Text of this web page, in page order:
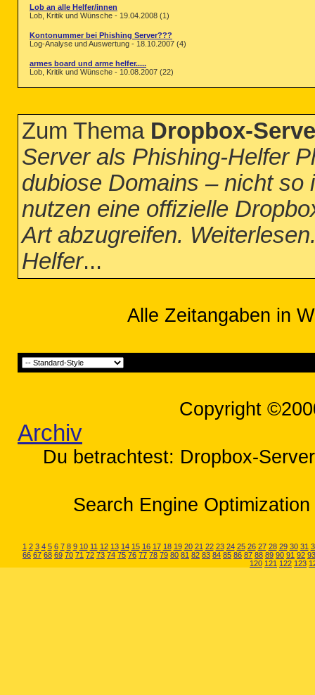
Lob an alle Helfer/innen
Lob, Kritik und Wünsche - 19.04.2008 (1)
Kontonummer bei Phishing Server???
Log-Analyse und Auswertung - 18.10.2007 (4)
armes board und arme helfer.....
Lob, Kritik und Wünsche - 10.08.2007 (22)
Zum Thema Dropbox-
Server als Phishing-Helfer
dubiose Domains – nicht so
nutzen eine offizielle
Art abzugreifen.
Helfer...
Alle Zeitangaben in
Copyright
Archiv
Du betrachtest: Dropbox-
Search Engine
1 2 3 4 5 6 7 8 9 10 11 12 13 14 15 16 17 18 19 20 21 22 23 24 25 26 27 28 29 30 31
66 67 68 69 70 71 72 73 74 75 76 77 78 79 80 81 82 83 84 85 86 87 88 89 90 91 92 93
120 121 122 123